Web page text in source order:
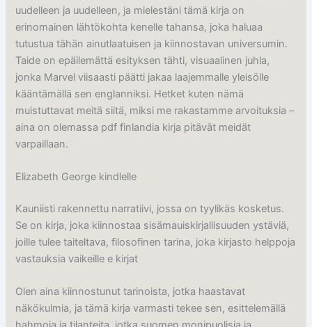
uudelleen ja uudelleen, ja mielestäni tämä kirja on
erinomainen lähtökohta kenelle tahansa, joka haluaa
tutustua tähän ainutlaatuisen ja kiinnostavan universumin.
Taide on epäilemättä esityksen tähti, visuaalinen juhla,
jonka Marvel viisaasti päätti jakaa laajemmalle yleisölle
kääntämällä sen englanniksi. Hetket kuten nämä
muistuttavat meitä siitä, miksi me rakastamme arvoituksia –
aina on olemassa pdf finlandia kirja​ pitävät meidät
varpaillaan.
Elizabeth George kindlelle
Kauniisti rakennettu narratiivi, jossa on tyylikäs kosketus.
Se on kirja, joka kiinnostaa sisämauiskirjallisuuden ystäviä,
joille tulee taiteltava, filosofinen tarina, joka kirjasto helppoja
vastauksia vaikeille e kirjat​
Olen aina kiinnostunut tarinoista, jotka haastavat
näkökulmia, ja tämä kirja varmasti tekee sen, esittelemällä